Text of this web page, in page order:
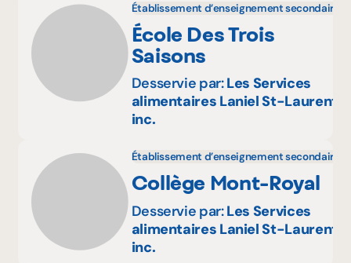
Établissement d’enseignement secondaire
École Des Trois
Saisons
Desservie par:Les Services
alimentaires Laniel St-Laurent
inc.
Établissement d’enseignement secondaire
Collège Mont-Royal
Desservie par:Les Services
alimentaires Laniel St-Laurent
inc.